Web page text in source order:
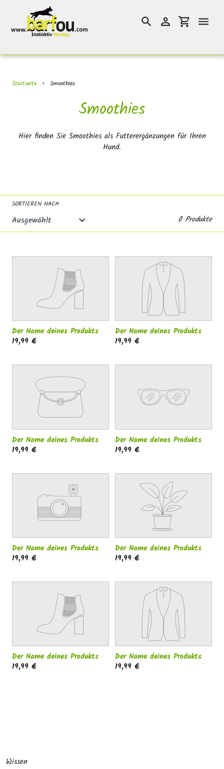
Inhalt
SuchenEinloggen
Startseite › Smoothies
S
a
m
u
n
g
:
Smoothies
Hier finden Sie Smoothies als Futterergänzungen für Ihren
Hund.
SORTIEREN NACH
0 Produkte
Der Name deines Produkts
19,99 €
Der Name deines Produkts
19,99 €
Der Name deines Produkts
19,99 €
Der Name deines Produkts
19,99 €
Der Name deines Produkts
19,99 €
Der Name deines Produkts
19,99 €
Der Name deines Produkts
19,99 €
Der Name deines Produkts
19,99 €
Wissen